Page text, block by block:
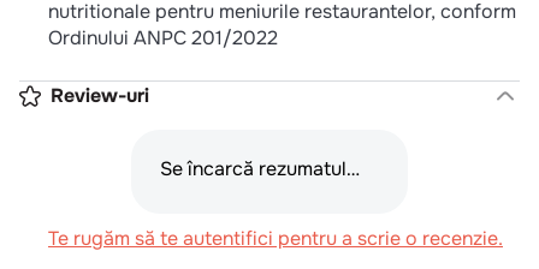
nutritionale pentru meniurile restaurantelor, conform
Ordinului ANPC 201/2022
Review-uri
Se încarcă rezumatul…
Te rugăm să te autentifici pentru a scrie o recenzie.